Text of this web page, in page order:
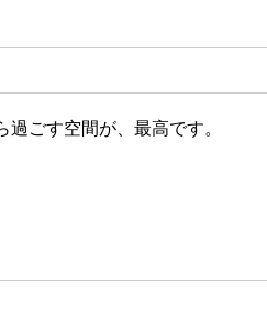
過ごす空間が、最高です。